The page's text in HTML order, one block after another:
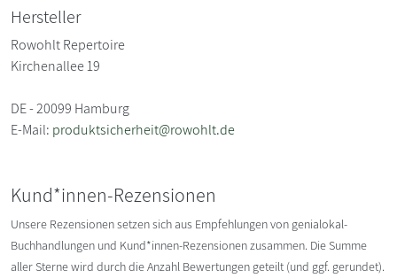
Hersteller
Rowohlt Repertoire
Kirchenallee 19
DE - 20099 Hamburg
E-Mail: produktsicherheit@rowohlt.de
Kund*innen-Rezensionen
Unsere Rezensionen setzen sich aus Empfehlungen von genialokal-
Buchhandlungen und Kund*innen-Rezensionen zusammen. Die Summe
aller Sterne wird durch die Anzahl Bewertungen geteilt (und ggf. gerundet).